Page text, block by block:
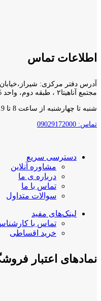
اطلاعات تماس
آدرس دفتر مرکزی:
مجتمع آناهیتا۲ ، طبقه دوم، واحد 56
شنبه تا چهارشنبه از ساعت 8 تا 19 و پنج شنبه ها 8 تا 2 بعد از ظهر
تماس: 09029172000
دسترسی سریع
مشاوره آنلاین
درباره ی ما
تماس با ما
سوالات متداول
لینک‌های مفید
تماس با
خرید اقساطی
نمادهای اعتبار